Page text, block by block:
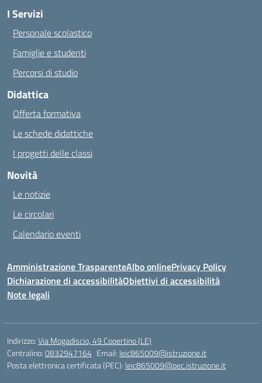
I Servizi
Personale scolastico
Famiglie e studenti
Percorsi di studio
Didattica
Offerta formativa
Le schede didattiche
I progetti delle classi
Novità
Le notizie
Le circolari
Calendario eventi
Amministrazione TrasparenteAlbo onlinePrivacy Policy
Dichiarazione di accessibilitàObiettivi di accessibilità
Note legali
Indirizzo:Via Mogadiscio, 49 Copertino (LE)
Centralino:0832947164 Email: leic865009@istruzione.it
Posta elettronica certificata (PEC): leic865009@pec.istruzione.it